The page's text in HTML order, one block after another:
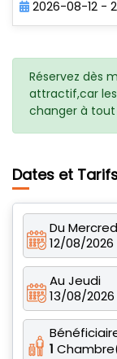
2026-08-12 -
Réservez dès
attractif,car
changer à
Dates et
Du
12/08/2026
Au Jeudi
13/08/2026
1